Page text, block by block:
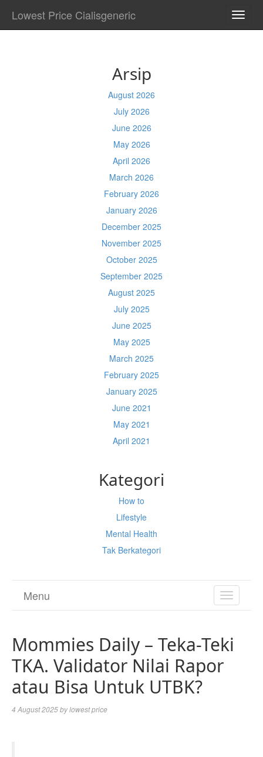
Lowest Price Cialisgeneric
Arsip
August 2026
July 2026
June 2026
May 2026
April 2026
March 2026
February 2026
January 2026
December 2025
November 2025
October 2025
September 2025
August 2025
July 2025
June 2025
May 2025
March 2025
February 2025
January 2025
June 2021
May 2021
April 2021
Kategori
How to
Lifestyle
Mental Health
Tak Berkategori
TOGGLE
Menu
Mommies Daily – Teka-Teki
TKA. Validator Nilai Rapor
atau Bisa Untuk UTBK?
4 August 2025bylowest price